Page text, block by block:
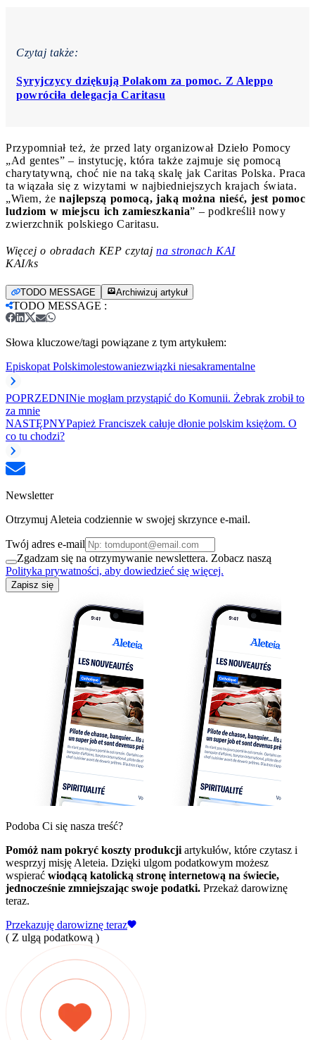
Czytaj także:
Syryjczycy dziękują Polakom za pomoc. Z Aleppo
powróciła delegacja Caritasu
Przypomniał też, że przed laty organizował Dzieło Pomocy
„Ad gentes” – instytucję, która także zajmuje się pomocą
charytatywną, choć nie na taką skalę jak Caritas Polska. Praca
ta wiązała się z wizytami w najbiedniejszych krajach świata.
„Wiem, że najlepszą pomocą, jaką można nieść, jest pomoc
ludziom w miejscu ich zamieszkania” – podkreślił nowy
zwierzchnik polskiego Caritasu.
Więcej o obradach KEP czytaj na stronach KAI
KAI/ks
TODO MESSAGE Archiwizuj artykuł
TODO MESSAGE :
Słowa kluczowe/tagi powiązane z tym artykułem:
Episkopat Polskimolestowaniezwiązki niesakramentalne
POPRZEDNINie mogłam przystąpić do Komunii. Żebrak zrobił to
za mnie
NASTĘPNYPapież Franciszek całuje dłonie polskim księżom. O
co tu chodzi?
Newsletter
Otrzymuj Aleteia codziennie w swojej skrzynce e-mail.
Twój adres e-mail
Zgadzam się na otrzymywanie newslettera. Zobacz naszą
Polityka prywatności, aby dowiedzieć się więcej.
Zapisz się
Podoba Ci się nasza treść?
Pomóż nam pokryć koszty produkcji artykułów, które czytasz i
wesprzyj misję Aleteia. Dzięki ulgom podatkowym możesz
wspierać wiodącą katolicką stronę internetową na świecie,
jednocześnie zmniejszając swoje podatki. Przekaż darowiznę
teraz.
Przekazuję darowiznę teraz
( Z ulgą podatkową )